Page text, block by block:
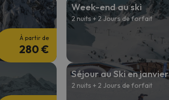
À partir de
280 €
Week-end au ski
2 nuits + 2 Jours de forfait
Séjour au Ski en janvier
2 nuits + 2 Jours de forfait